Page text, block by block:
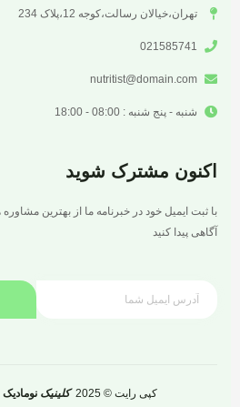
تهران،خیالان رسالت،کوجه 12،پلاک 234
021585741
nutritist@domain.com
شنبه - پنج شنبه : 08:00 - 18:00
اکنون مشترک شوید
با ثبت ایمیل خود در خبرنامه ما از بهترین
آگاهی پیدا کنید
کپی رایت © 2025 کلینیک